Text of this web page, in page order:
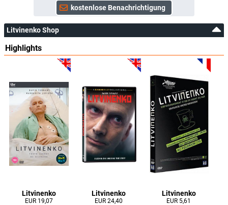
Litvinenko Shop
Highlights
Litvinenko
EUR 19,07
Litvinenko
EUR 24,40
Litvinenko
EUR 5,61